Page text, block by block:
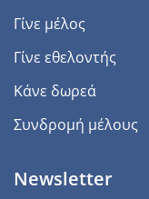
Γίνε μέλος
Γίνε εθελοντής
Κάνε δωρεά
Συνδρομή μέλους
Newsletter